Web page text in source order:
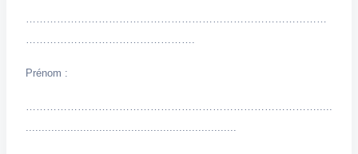
……………………………………………………………………………
………………………………………….
Prénom :
………………………………………………………………………….....
..................................................................